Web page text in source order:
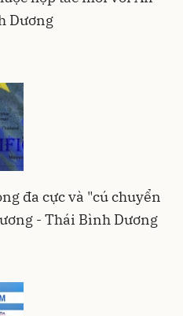
Dương
đa cực và "cú chuyển
- Thái Bình Dương